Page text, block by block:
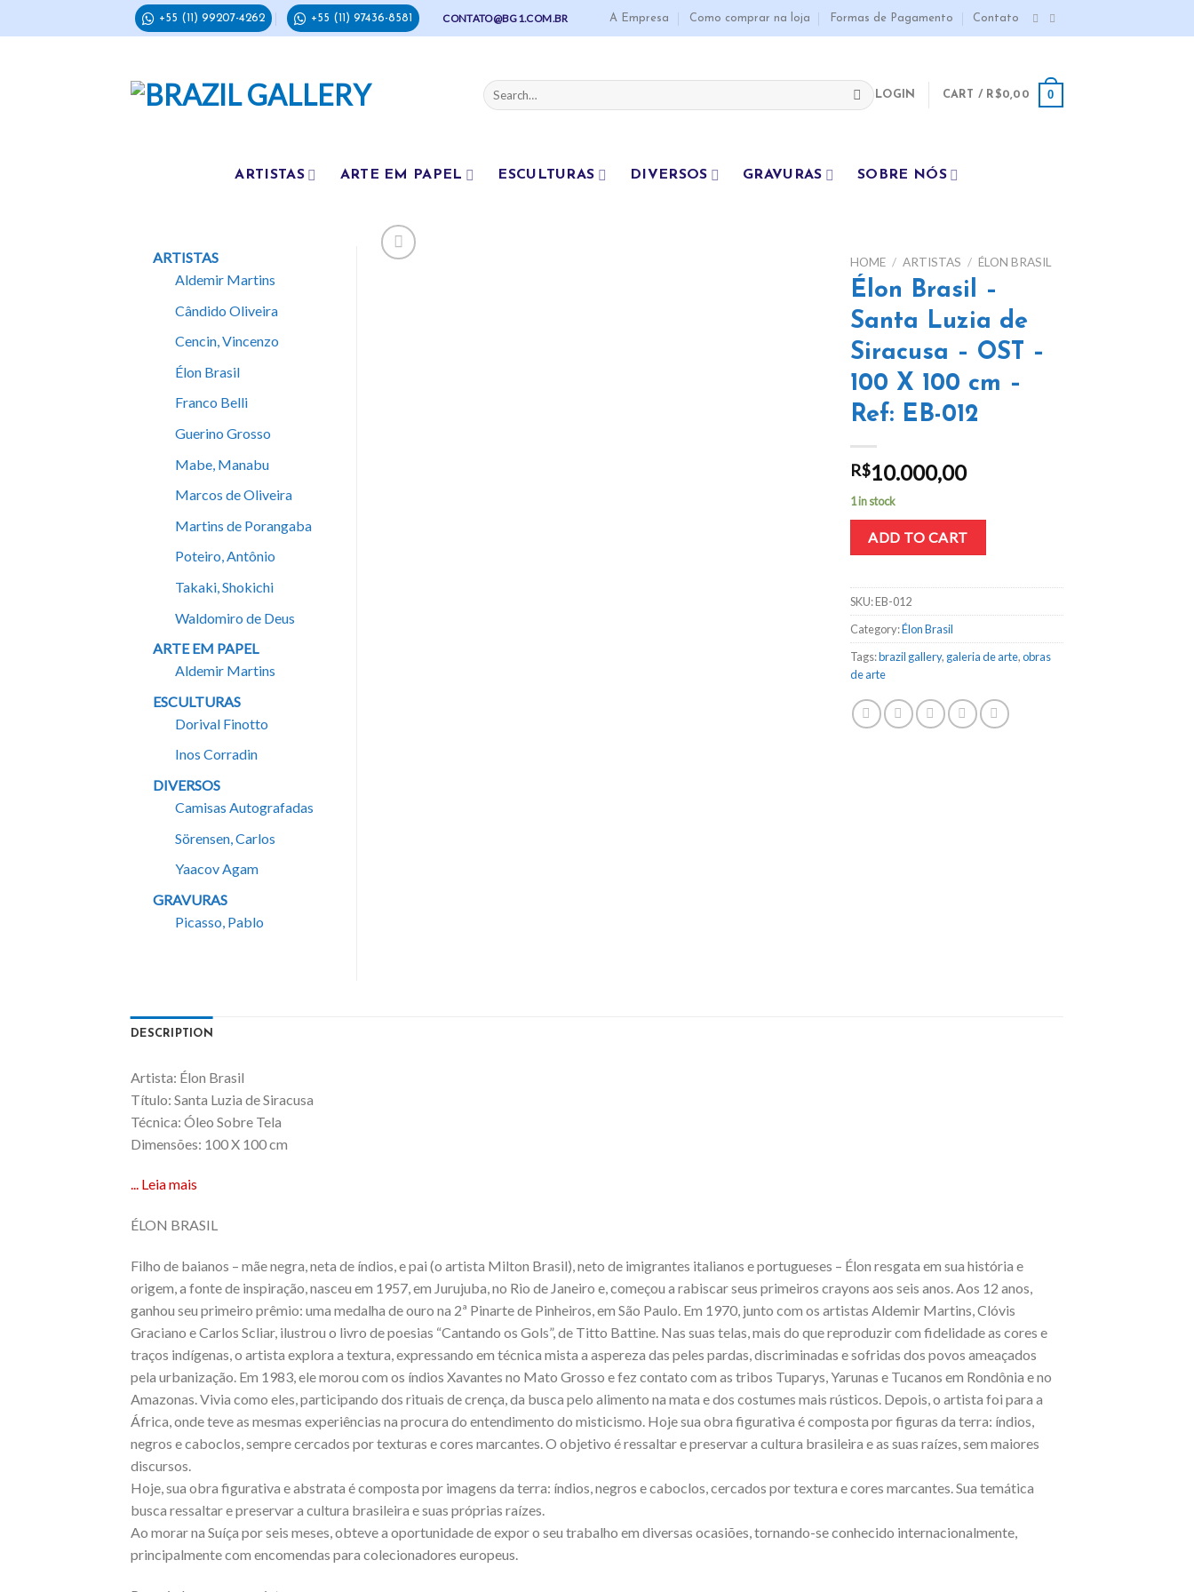
to
+55 (11) 99207-4262 +55 (11) 97436-8581 CONTATO@BG1.COM.BR A Empresa Como comprar na loja Formas de Pagamento Contato
Search
for:
LOGIN CART / R$0,00 0
ARTISTAS ARTE EM PAPEL ESCULTURAS DIVERSOS GRAVURAS SOBRE NÓS
HOME / ARTISTAS / ÉLON BRASIL
Élon Brasil –
Santa Luzia de
Siracusa – OST –
100 X 100 cm –
Ref: EB-012
R$10.000,00
1 in stock
ADD TO CART
SKU:EB-012
Category:Élon Brasil
Tags:brazil gallery, galeria de arte,obras
de arte
ARTISTAS
Aldemir Martins
Cândido Oliveira
Cencin, Vincenzo
Élon Brasil
Franco Belli
Guerino Grosso
Mabe, Manabu
Marcos de Oliveira
Martins de Porangaba
Poteiro, Antônio
Takaki, Shokichi
Waldomiro de Deus
ARTE EM PAPEL
Aldemir Martins
ESCULTURAS
Dorival Finotto
Inos Corradin
DIVERSOS
Camisas Autografadas
Sörensen, Carlos
Yaacov Agam
GRAVURAS
Picasso, Pablo
DESCRIPTION
Artista: Élon Brasil
Título: Santa Luzia de Siracusa
Técnica: Óleo Sobre Tela
Dimensões: 100 X 100 cm
... Leia mais
ÉLON BRASIL
Filho de baianos – mãe negra, neta de índios, e pai (o artista Milton Brasil), neto de imigrantes italianos e portugueses – Élon resgata em sua história e
origem, a fonte de inspiração, nasceu em 1957, em Jurujuba, no Rio de Janeiro e, começou a rabiscar seus primeiros crayons aos seis anos. Aos 12 anos,
ganhou seu primeiro prêmio: uma medalha de ouro na 2ª Pinarte de Pinheiros, em São Paulo. Em 1970, junto com os artistas Aldemir Martins, Clóvis
Graciano e Carlos Scliar, ilustrou o livro de poesias “Cantando os Gols”, de Titto Battine. Nas suas telas, mais do que reproduzir com fidelidade as cores e
traços indígenas, o artista explora a textura, expressando em técnica mista a aspereza das peles pardas, discriminadas e sofridas dos povos ameaçados
pela urbanização. Em 1983, ele morou com os índios Xavantes no Mato Grosso e fez contato com as tribos Tuparys, Yarunas e Tucanos em Rondônia e no
Amazonas. Vivia como eles, participando dos rituais de crença, da busca pelo alimento na mata e dos costumes mais rústicos. Depois, o artista foi para a
África, onde teve as mesmas experiências na procura do entendimento do misticismo. Hoje sua obra figurativa é composta por figuras da terra: índios,
negros e caboclos, sempre cercados por texturas e cores marcantes. O objetivo é ressaltar e preservar a cultura brasileira e as suas raízes, sem maiores
discursos.
Hoje, sua obra figurativa e abstrata é composta por imagens da terra: índios, negros e caboclos, cercados por textura e cores marcantes. Sua temática
busca ressaltar e preservar a cultura brasileira e suas próprias raízes.
Ao morar na Suíça por seis meses, obteve a oportunidade de expor o seu trabalho em diversas ocasiões, tornando-se conhecido internacionalmente,
principalmente com encomendas para colecionadores europeus.